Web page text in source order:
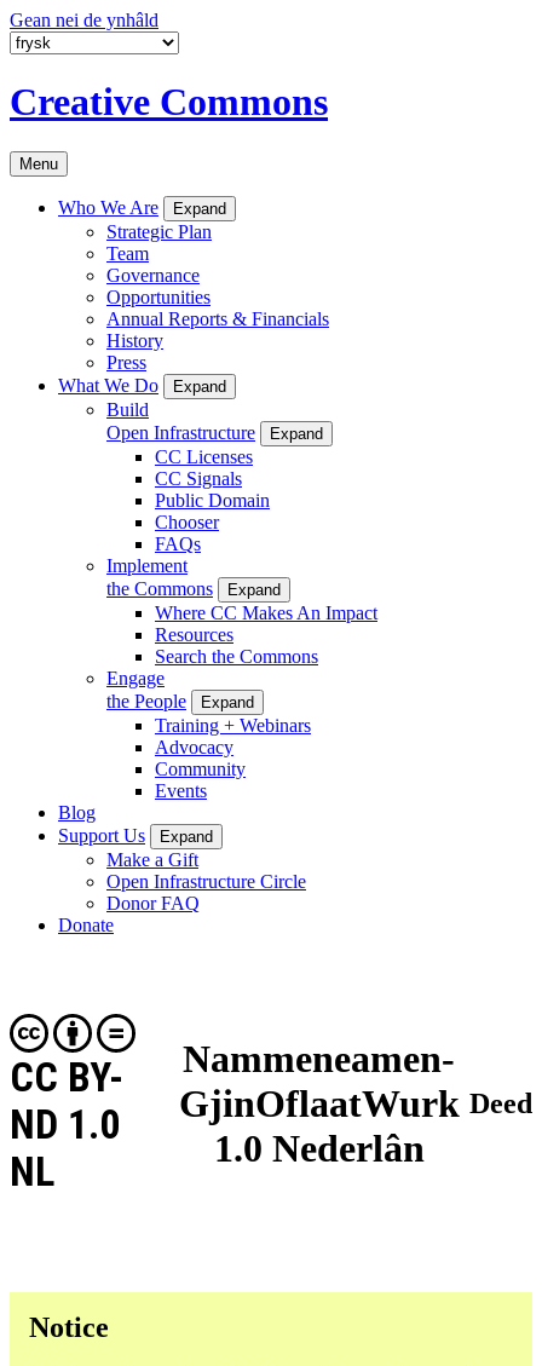
Gean nei de ynhâld
Creative Commons
Menu
Who We Are Expand
Strategic Plan
Team
Governance
Opportunities
Annual Reports & Financials
History
Press
What We Do
Expand
Build
Open Infrastructure
Expand
CC Licenses
CC Signals
Public Domain
Chooser
FAQs
Implement
the Commons
Expand
Where CC Makes An Impact
Resources
Search the Commons
Engage
the People
Expand
Training + Webinars
Advocacy
Community
Events
Blog
Support Us
Expand
Make a Gift
Open Infrastructure Circle
Donor FAQ
Donate
Nammeneamen-
GjinOflaatWurk
1.0 Nederlân
CC BY-
ND 1.0
NL
Deed
Notice